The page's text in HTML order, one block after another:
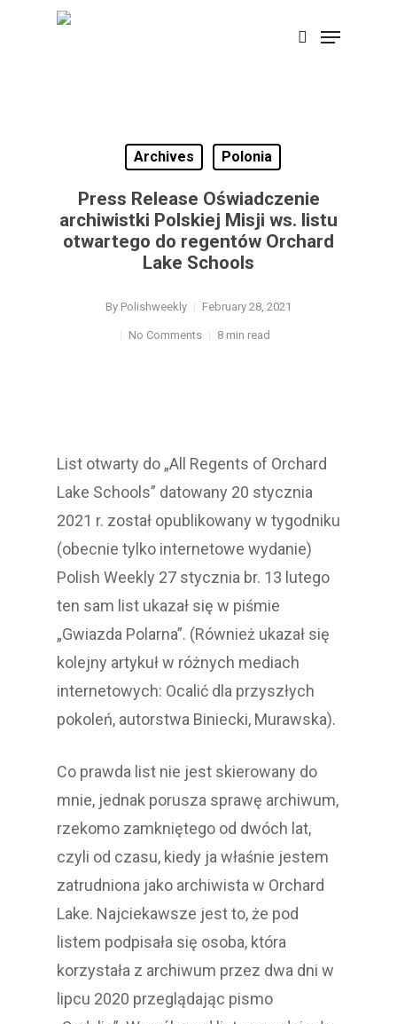
search
Menu
Archives Polonia
Press Release Oświadczenie
archiwistki Polskiej Misji ws. listu
otwartego do regentów Orchard
Lake Schools
By Polishweekly February 28, 2021
No Comments 8 min read
List otwarty do „All Regents of Orchard
Lake Schools” datowany 20 stycznia
2021 r. został opublikowany w tygodniku
(obecnie tylko internetowe wydanie)
Polish Weekly 27 stycznia br. 13 lutego
ten sam list ukazał się w piśmie
„Gwiazda Polarna”. (Również ukazał się
kolejny artykuł w różnych mediach
internetowych: Ocalić dla przyszłych
pokoleń, autorstwa Biniecki, Murawska).
Co prawda list nie jest skierowany do
mnie, jednak porusza sprawę archiwum,
rzekomo zamkniętego od dwóch lat,
czyli od czasu, kiedy ja właśnie jestem
zatrudniona jako archiwista w Orchard
Lake. Najciekawsze jest to, że pod
listem podpisała się osoba, która
korzystała z archiwum przez dwa dni w
lipcu 2020 przeglądając pismo